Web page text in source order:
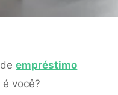
deempréstimo
você?